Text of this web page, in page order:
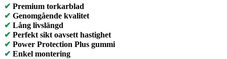
✔ Premium torkarblad
✔ Genomgående kvalitet
✔ Lång livslängd
✔ Perfekt sikt oavsett hastighet
✔ Power Protection Plus gummi
✔ Enkel montering